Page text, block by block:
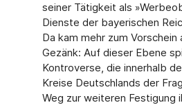
seiner Tätigkeit als
Dienste der bayerischen
Da kam mehr zum Vorschein
Gezänk: Auf dieser Ebene
Kontroverse, die innerhalb
Kreise Deutschlands der
Weg zur weiteren Festigung